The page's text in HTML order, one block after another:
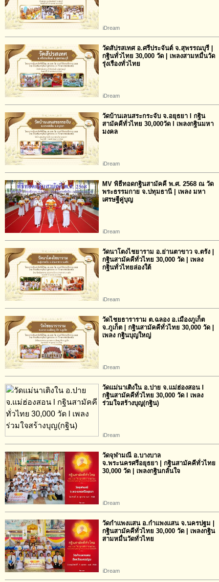
iDream
วัดสัปรสเทศ อ.ศรีประจันต์ จ.สุพรรณบุรี |
กฐินทั่วไทย 30,000 วัด | เพลงสามหมื่นวัด
รุ่งเรืองทั่วไทย
iDream
วัดบ้านเลนสระกระจับ จ.อยุธยา l กฐิน
สามัคคีทั่วไทย 30,000วัด l เพลงกฐินมหา
มงคล
iDream
MV พิธีทอดกฐินสามัคคี พ.ศ. 2568 ณ วัด
พระธรรมกาย จ.ปทุมธานี | เพลง มหา
เศรษฐีคู่บุญ
iDream
วัดนาโตงไชยาราม อ.ย่านตาขาว จ.ตรัง |
กฐินสามัคคีทั่วไทย 30,000 วัด | เพลง
กฐินทั่วไทยล่องใต้
iDream
วัดไชยธาราราม ต.ฉลอง อ.เมืองภูเก็ต
จ.ภูเก็ต | กฐินสามัคคีทั่วไทย 30,000 วัด |
เพลง กฐินบุญใหญ่
iDream
วัดแม่นาเติงใน อ.ปาย จ.แม่ฮ่องสอน l
กฐินสามัคคีทั่วไทย 30,000 วัด l เพลง
ร่วมใจสร้างบุญ(กฐิน)
iDream
วัดจุฬามณี อ.บางบาล
จ.พระนครศรีอยุธยา | กฐินสามัคคีทั่วไทย
30,000 วัด | เพลงกฐินกลั่นใจ
iDream
วัดกำแพงแสน อ.กำแพงแสน จ.นครปฐม |
กฐินสามัคคีทั่วไทย 30,000 วัด | เพลงกฐิน
สามหมื่นวัดทั่วไทย
iDream